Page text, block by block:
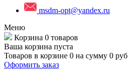
msdm-opt@yandex.ru
Меню
Корзина 0 товаров
Ваша корзина пуста
Товаров в корзине 0 на сумму 0 руб
Оформить заказ